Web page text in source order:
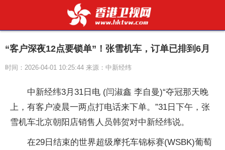
“客户深夜12点要锁单”！张雪机车，订单已排到6月
时间：2026-04-01 10:25:44 来源：中新经纬
中新经纬3月31日电 (闫淑鑫 李自曼)“夺冠那天晚
上，有客户凌晨一两点打电话来下单。”31日下午，张
雪机车北京朝阳店销售人员韩贺对中新经纬说。
在29日结束的世界超级摩托车锦标赛(WSBK)葡萄